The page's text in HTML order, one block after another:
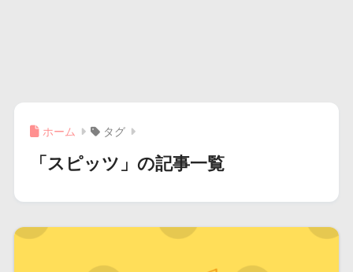
ホーム タグ
「スピッツ」の記事一覧